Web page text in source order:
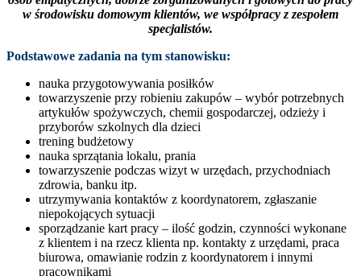
w środowisku domowym klientów, we współpracy z zespołem
specjalistów.
Podstawowe zadania na tym stanowisku:
nauka przygotowywania posiłków
towarzyszenie przy robieniu zakupów – wybór potrzebnych
artykułów spożywczych, chemii gospodarczej, odzieży i
przyborów szkolnych dla dzieci
trening budżetowy
nauka sprzątania lokalu, prania
towarzyszenie podczas wizyt w urzędach, przychodniach
zdrowia, banku itp.
utrzymywania kontaktów z koordynatorem, zgłaszanie
niepokojących sytuacji
sporządzanie kart pracy – ilość godzin, czynności wykonane
z klientem i na rzecz klienta np. kontakty z urzędami, praca
biurowa, omawianie rodzin z koordynatorem i innymi
pracownikami